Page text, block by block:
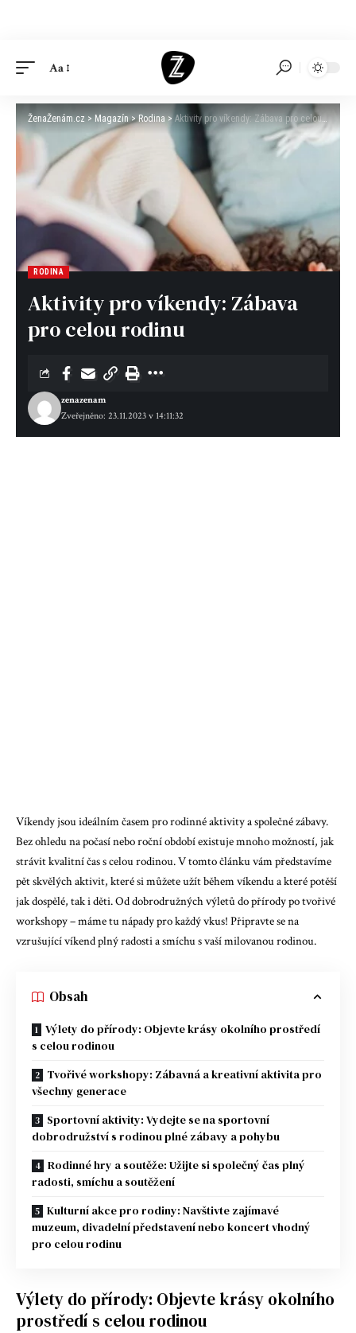
Aa
ŽenaŽenám.cz > Magazín > Rodina> Aktivity pro víkendy: Zábava pro celou rodinu
RODINA
Aktivity pro víkendy: Zábava
pro celou rodinu
Zveřejněno: 23.11.2023 v 14:11:32
zenazenam
Víkendy jsou ideálním časem pro rodinné aktivity a společné zábavy.
Bez ohledu na počasí nebo roční období existuje mnoho možností, jak
strávit kvalitní čas s celou rodinou. V tomto článku vám představíme
pět skvělých aktivit, které si můžete užít během víkendu a které potěší
jak dospělé, tak i děti. Od dobrodružných výletů do přírody po tvořivé
workshopy – máme tu nápady pro každý vkus! Připravte se na
vzrušující víkend plný radosti a smíchu s vaší milovanou rodinou.
Obsah
Výlety do přírody: Objevte krásy okolního prostředí
s celou rodinou
Tvořivé workshopy: Zábavná a kreativní aktivita pro
všechny generace
Sportovní aktivity: Vydejte se na sportovní
dobrodružství s rodinou plné zábavy a pohybu
Rodinné hry a soutěže: Užijte si společný čas plný
radosti, smíchu a soutěžení
Kulturní akce pro rodiny: Navštivte zajímavé
muzeum, divadelní představení nebo koncert vhodný
pro celou rodinu
Výlety do přírody: Objevte krásy okolního
prostředí s celou rodinou